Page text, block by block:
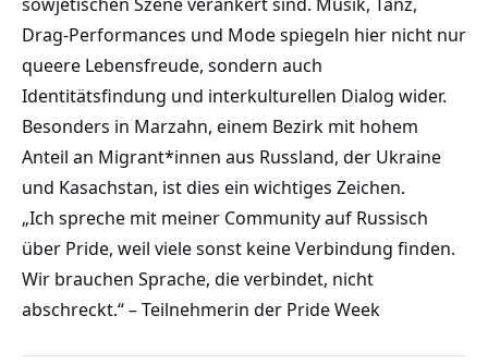
sowjetischen Szene verankert sind. Musik, Tanz,
Drag-Performances und Mode spiegeln hier nicht nur
queere Lebensfreude, sondern auch
Identitätsfindung und interkulturellen Dialog wider.
Besonders in Marzahn, einem Bezirk mit hohem
Anteil an Migrant*innen aus Russland, der Ukraine
und Kasachstan, ist dies ein wichtiges Zeichen.
„Ich spreche mit meiner Community auf Russisch
über Pride, weil viele sonst keine Verbindung finden.
Wir brauchen Sprache, die verbindet, nicht
abschreckt.“ – Teilnehmerin der Pride Week